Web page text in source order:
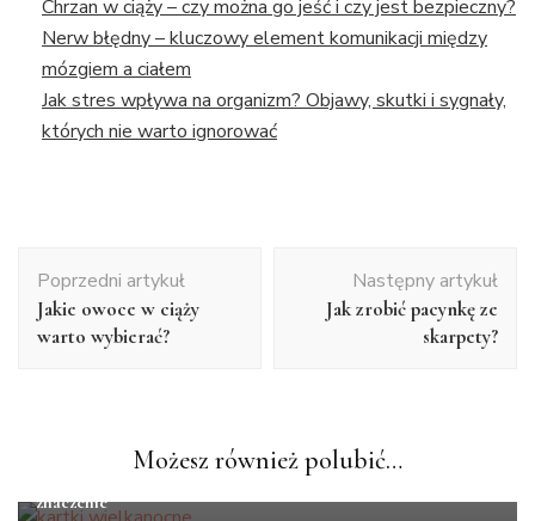
Chrzan w ciąży – czy można go jeść i czy jest bezpieczny?
Nerw błędny – kluczowy element komunikacji między
mózgiem a ciałem
Jak stres wpływa na organizm? Objawy, skutki i sygnały,
których nie warto ignorować
wpisu
Poprzedni artykuł
Jakie owoce w ciąży
warto wybierać?
Następny artykuł
Jak zrobić pacynkę ze
skarpety?
Możesz również polubić…
Kartki na Święta Wielkanocne – tradycja, która wciąż ma
znaczenie